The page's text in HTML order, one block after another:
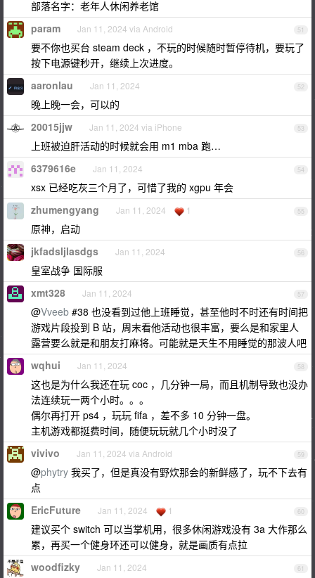
部落名字：老年人休闲养老馆
51
param Jan 11, 2024 via Android
要不你也买台 steam deck ，不玩的时候随时暂停待机，要玩了
按下电源键秒开，继续上次进度。
52
aaronlau Jan 11, 2024
晚上晚一会，可以的
53
20015jjw Jan 11, 2024 via iPhone
上班被迫肝活动的时候就会用 m1 mba 跑…
54
6379616e Jan 11, 2024
xsx 已经吃灰三个月了，可惜了我的 xgpu 年会
55
zhumengyang Jan 11, 2024 1
原神，启动
56
jkfadsljlasdgs Jan 11, 2024
皇室战争 国际服
57
xmt328 Jan 11, 2024
@Vveeb #38 也没看到过他上班睡觉，甚至他时不时还有时间把
游戏片段投到 B 站，周末看他活动也很丰富，要么是和家里人
露营要么就是和朋友打麻将。可能就是天生不用睡觉的那波人吧
58
wqhui Jan 11, 2024
这也是为什么我还在玩 coc ，几分钟一局，而且机制导致也没办
法连续玩一两个小时。。。
偶尔再打开 ps4 ，玩玩 fifa ，差不多 10 分钟一盘。
主机游戏都挺费时间，随便玩玩就几个小时没了
59
vivivo Jan 11, 2024 via Android
@phytry 我买了，但是真没有野炊那会的新鲜感了，玩不下去有
点
60
EricFuture Jan 11, 2024 1
建议买个 switch 可以当掌机用，很多休闲游戏没有 3a 大作那么
累，再买一个健身环还可以健身，就是画质有点拉
61
woodfizky Jan 11, 2024